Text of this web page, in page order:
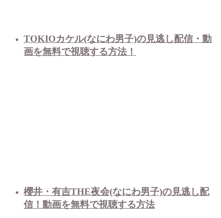
TOKIOカケル(なにわ男子)の見逃し配信・動
画を無料で視聴する方法！
櫻井・有吉THE夜会(なにわ男子)の見逃し配
信！動画を無料で視聴する方法